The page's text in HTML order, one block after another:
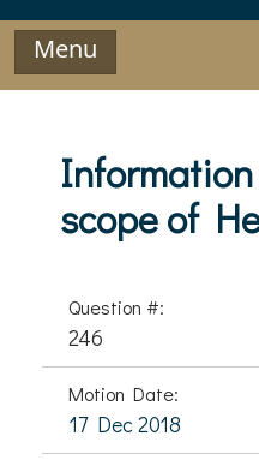
Menu
scope of
Question #:
246
Motion Date:
17 Dec 2018